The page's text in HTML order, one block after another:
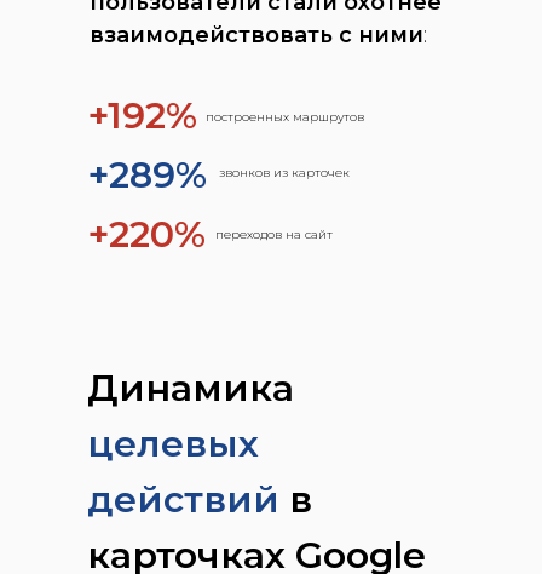
взаимодействовать с ними:
+289% звонков из карточек
+220% переходов на сайт
+192% построенных маршрутов
Динамика
целевых
действий в
карточках Google